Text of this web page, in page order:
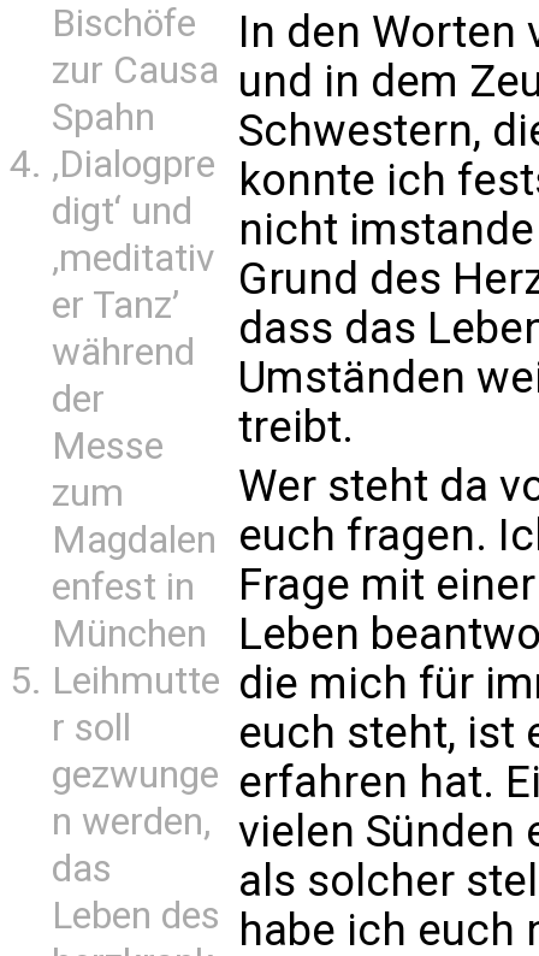
Bischöfe
zur Causa
Spahn
‚Dialogpre
digt‘ und
‚meditativ
er Tanz’
während
der
Messe
zum
Magdalen
enfest in
München
Leihmutte
r soll
gezwunge
n werden,
das
Leben des
In den Worten
und in dem
Schwestern,
konnte ich
nicht
Grund des
dass das
Umständen
treibt.
Wer steht da
euch fragen.
Frage mit
Leben
die mich für
euch steht, ist
erfahren hat.
vielen Sünden
als solcher
habe ich euch